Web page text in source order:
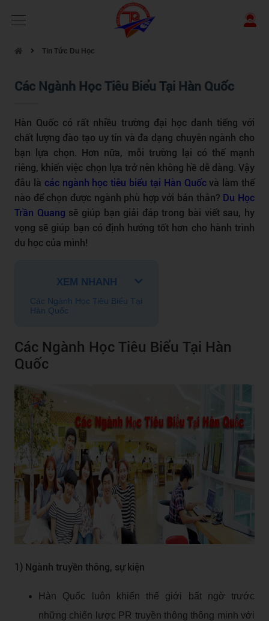
Tin Tức Du Học
Các Ngành Học Tiêu Biểu Tại Hàn Quốc
Hàn Quốc có rất nhiều trường đại học danh tiếng với
chất lượng đào tạo uy tín và đa dạng chuyên ngành cho
bạn lựa chọn. Hơn nữa, mỗi trường lại có thế mạnh
riêng, khiến việc chọn lựa trở nên không hề dễ dàng. Vậy
đâu là các ngành học tiêu biểu tại Hàn Quốcvà làm thế
nào để chọn được ngành phù hợp với bản thân? Du Học
Trần Quang sẽ giúp bạn giải đáp trong bài viết sau, hy
vọng sẽ giúp bạn có định hướng tốt hơn cho hành trình
du học của mình!
XEM NHANH
Các Ngành Học Tiêu Biểu Tại
Hàn Quốc
Các Ngành Học Tiêu Biểu Tại Hàn
Quốc
1) Ngành truyền thông, sự kiện
Hàn Quốc luôn khiến thế giới bất ngờ trước
những chiến lược PR truyền thông thông minh với